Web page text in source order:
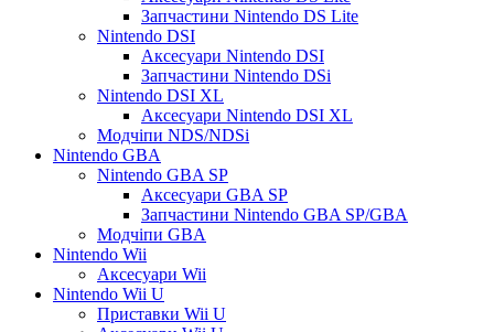
Запчастини Nintendo DS Lite
Nintendo DSI
Аксесуари Nintendo DSI
Запчастини Nintendo DSi
Nintendo DSI XL
Аксесуари Nintendo DSI XL
Модчіпи NDS/NDSi
Nintendo GBA
Nintendo GBA SP
Аксесуари GBA SP
Запчастини Nintendo GBA SP/GBA
Модчіпи GBA
Nintendo Wii
Аксесуари Wii
Nintendo Wii U
Приставки Wii U